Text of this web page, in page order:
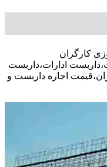
شبانه روزی کارگران
ادارات،داربست
اجاره داربست و